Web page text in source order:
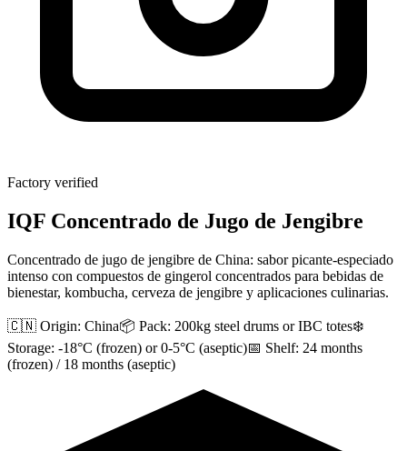
Factory verified
IQF Concentrado de Jugo de Jengibre
Concentrado de jugo de jengibre de China: sabor picante-especiado
intenso con compuestos de gingerol concentrados para bebidas de
bienestar, kombucha, cerveza de jengibre y aplicaciones culinarias.
🇨🇳 Origin: China📦 Pack: 200kg steel drums or IBC totes❄️
Storage: -18°C (frozen) or 0-5°C (aseptic)📅 Shelf: 24 months
(frozen) / 18 months (aseptic)